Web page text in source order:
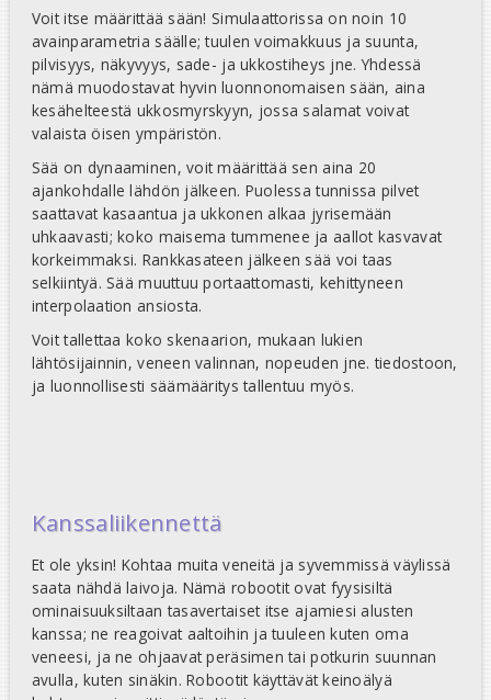
Voit itse määrittää sään! Simulaattorissa on noin 10
avainparametria säälle; tuulen voimakkuus ja suunta,
pilvisyys, näkyvyys, sade- ja ukkostiheys jne. Yhdessä
nämä muodostavat hyvin luonnonomaisen sään, aina
kesähelteestä ukkosmyrskyyn, jossa salamat voivat
valaista öisen ympäristön.
Sää on dynaaminen, voit määrittää sen aina 20
ajankohdalle lähdön jälkeen. Puolessa tunnissa pilvet
saattavat kasaantua ja ukkonen alkaa jyrisemään
uhkaavasti; koko maisema tummenee ja aallot kasvavat
korkeimmaksi. Rankkasateen jälkeen sää voi taas
selkiintyä. Sää muuttuu portaattomasti, kehittyneen
interpolaation ansiosta.
Voit tallettaa koko skenaarion, mukaan lukien
lähtösijainnin, veneen valinnan, nopeuden jne. tiedostoon,
ja luonnollisesti säämääritys tallentuu myös.
Kanssaliikennettä
Et ole yksin! Kohtaa muita veneitä ja syvemmissä väylissä
saata nähdä laivoja. Nämä robootit ovat fyysisiltä
ominaisuuksiltaan tasavertaiset itse ajamiesi alusten
kanssa; ne reagoivat aaltoihin ja tuuleen kuten oma
veneesi, ja ne ohjaavat peräsimen tai potkurin suunnan
avulla, kuten sinäkin. Robootit käyttävät keinoälyä